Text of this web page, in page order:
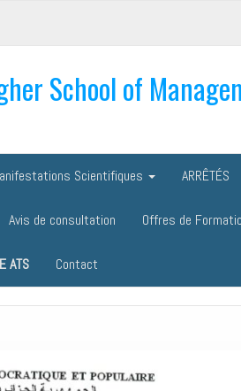
School of
Scientifiques ARRÊTÉS
Avis de consultation Offres de
ATS Contact